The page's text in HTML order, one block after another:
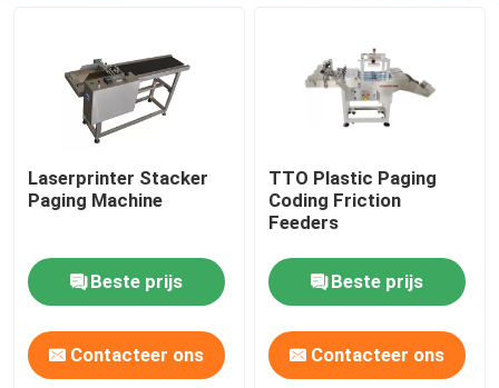
Laserprinter Stacker
Paging Machine
Beste prijs
Contacteer ons
TTO Plastic Paging
Coding Friction
Feeders
Beste prijs
Contacteer ons